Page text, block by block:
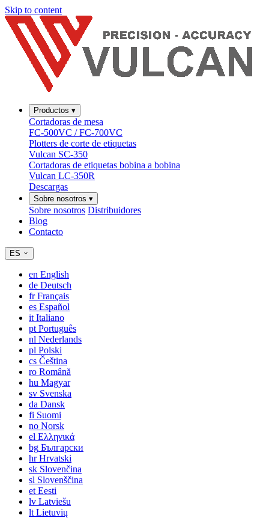
Skip to content
Productos ▾
Cortadoras de mesa
FC-500VC / FC-700VC
Plotters de corte de etiquetas
Vulcan SC-350
Cortadoras de etiquetas bobina a bobina
Vulcan LC-350R
Descargas
Sobre nosotros ▾
Sobre nosotros Distribuidores
Blog
Contacto
ES
en English
de Deutsch
frFrançais
es Español
it Italiano
pt Português
nl Nederlands
pl Polski
cs Čeština
ro Română
hu Magyar
sv Svenska
da Dansk
fi Suomi
no Norsk
el Ελληνικά
bg Български
hrHrvatski
sk Slovenčina
sl Slovenščina
et Eesti
lv Latviešu
lt Lietuvių